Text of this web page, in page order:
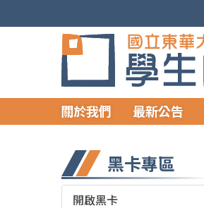
到
容
關於我們 最新公告
黑卡專區
開啟黑卡